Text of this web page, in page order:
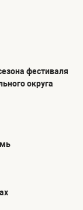
фестиваля
округа